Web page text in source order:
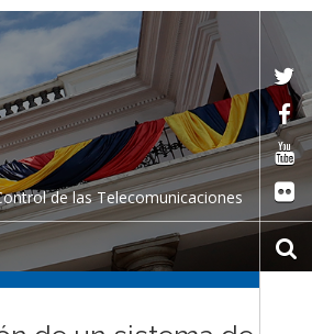
de las Telecomunicaciones